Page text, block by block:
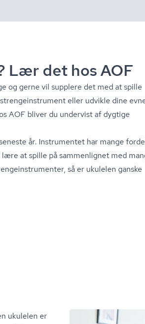
Lær det hos AOF
og gerne vil supplere det med at spille
eller udvikle dine
AOF bliver du undervist af dygtige
år. Instrumentet har mange
at spille på sammenlignet med
så er ukulelen ganske
ukulelen er